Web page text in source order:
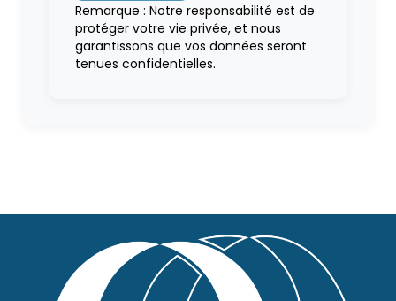
Remarque : Notre responsabilité est de
protéger votre vie privée, et nous
garantissons que vos données seront
tenues confidentielles.